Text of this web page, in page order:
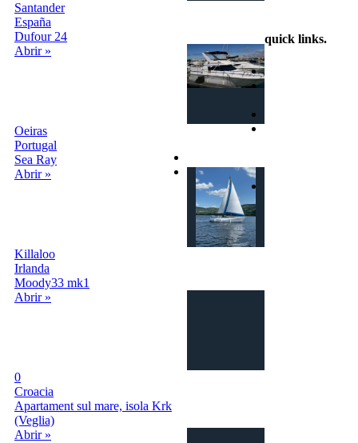
Santander
España
Dufour 24
Abrir »
Oeiras
Portugal
Sea Ray
Abrir »
Killaloo
Irlanda
Moody33 mk1
Abrir »
0
Croacia
Apartament sul mare, isola Krk
(Veglia)
Abrir »
quick links.